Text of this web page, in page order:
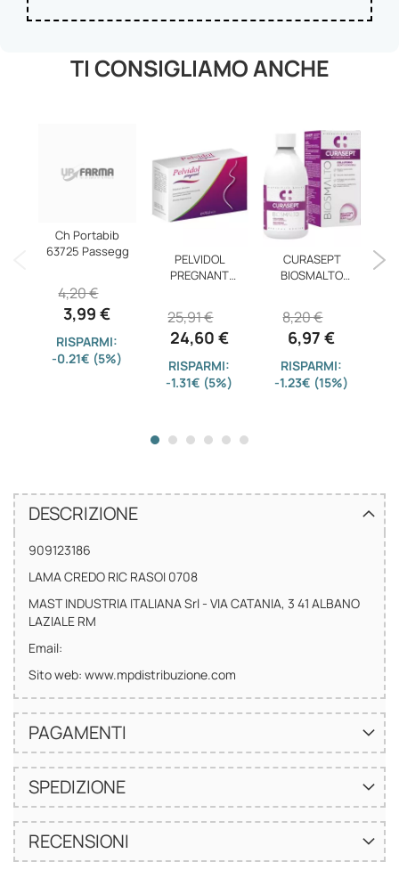
TI CONSIGLIAMO ANCHE
Ch Portabib
63725 Passegg
3,99 €
4,20 €
RISPARMI:
-0.21€ (5%)
PELVIDOL
PREGNANT
24,60 €
25,91 €
RISPARMI:
-1.31€ (5%)
CURASEPT
BIOSMALTO
6,97 €
8,20 €
RISPARMI:
-1.23€ (15%)
DESCRIZIONE
909123186
LAMA CREDO RIC RASOI 0708
MAST INDUSTRIA ITALIANA Srl - VIA CATANIA, 3 41 ALBANO
LAZIALE RM
Email:
Sito web: www.mpdistribuzione.com
PAGAMENTI
SPEDIZIONE
RECENSIONI